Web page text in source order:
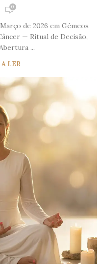
0
de 2026 em Gémeos
— Ritual de Decisão,
...
LER